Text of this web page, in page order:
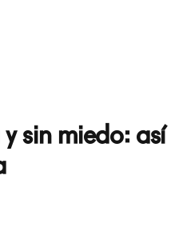
sin miedo: